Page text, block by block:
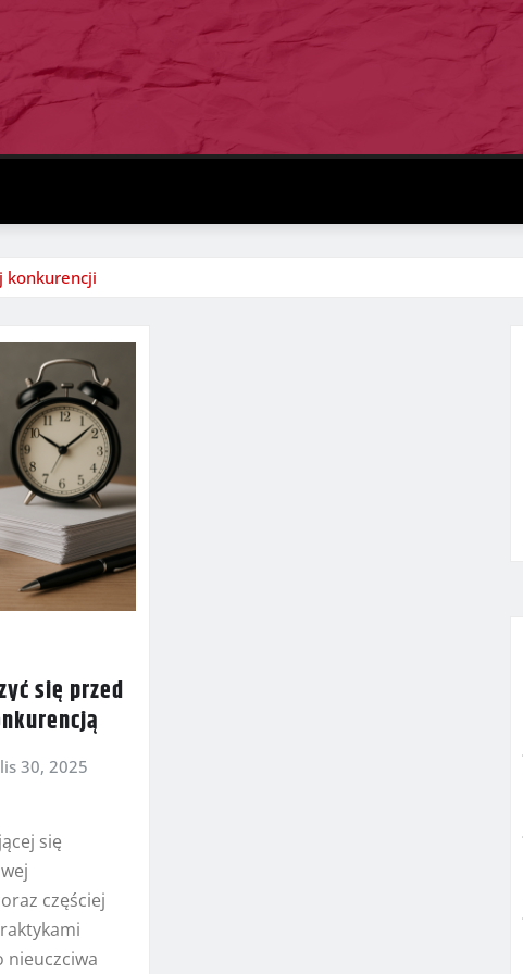
konkurencji
się przed
lis 30, 2025
się
częściej
nieuczciwa